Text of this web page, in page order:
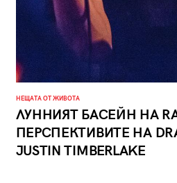
НЕЩАТА ОТ ЖИВОТА
ЛУННИЯТ БАСЕЙН НА
ПЕРСПЕКТИВИТЕ НА
JUSTIN TIMBERLAKE